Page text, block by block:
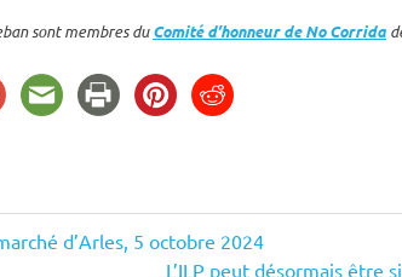
sont membres duComité d’honneur de No Corrida
d’Arles, 5 octobre 2024
Next
L’ILP peut désormais être